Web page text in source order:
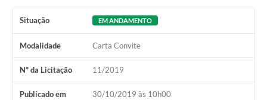
Situação EM ANDAMENTO
Modalidade Carta Convite
Nº da Licitação 11/2019
Publicado em 30/10/2019 às 10h00